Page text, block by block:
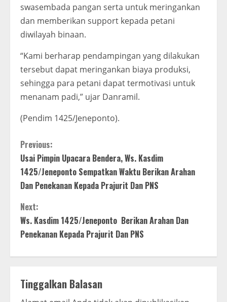
swasembada pangan serta untuk meringankan
dan memberikan support kepada petani
diwilayah binaan.
“Kami berharap pendampingan yang dilakukan
tersebut dapat meringankan biaya produksi,
sehingga para petani dapat termotivasi untuk
menanam padi,” ujar Danramil.
(Pendim 1425/Jeneponto).
C
o
n
t
i
n
u
e
Previous:
Usai Pimpin Upacara Bendera, Ws. Kasdim
1425/Jeneponto Sempatkan Waktu Berikan Arahan
Dan Penekanan Kepada Prajurit Dan PNS
Next:
Ws. Kasdim 1425/Jeneponto Berikan Arahan Dan
Penekanan Kepada Prajurit Dan PNS
Tinggalkan Balasan